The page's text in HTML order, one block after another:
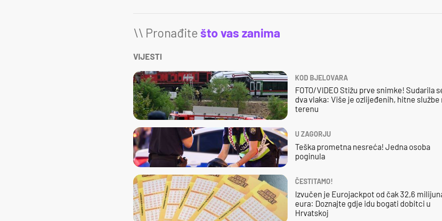
\\ Pronađite što vas zanima
VIJESTI
KOD BJELOVARA
FOTO/VIDEO Stižu prve snimke! Sudarila
dva vlaka: Više je ozlijeđenih, hitne službe
terenu
U ZAGORJU
Teška prometna nesreća! Jedna osoba
poginula
ČESTITAMO!
Izvučen je Eurojackpot od čak 32,6
eura: Doznajte gdje idu bogati dobitci u
Hrvatskoj